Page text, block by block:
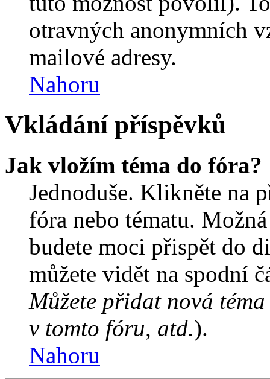
otravných anonymních
mailové adresy.
Nahoru
Vkládání příspěvků
Jak vložím téma do fóra?
Jednoduše. Klikněte na
fóra nebo tématu.
budete moci přispět do
můžete vidět na spodní
Můžete přidat nová
v tomto fóru, atd.).
Nahoru